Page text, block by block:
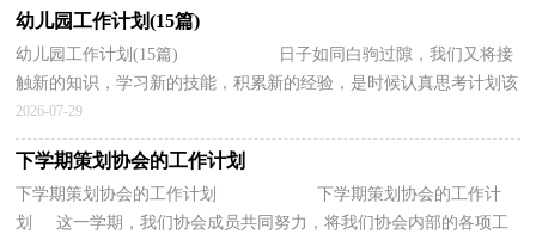
幼儿园工作计划(15篇)
幼儿园工作计划(15篇) 日子如同白驹过隙，我们又将接
触新的知识，学习新的技能，积累新的经验，是时候认真思考计划该
如何写了。那么计划怎么拟定才能发挥它最...
2026-07-29
下学期策划协会的工作计划
下学期策划协会的工作计划 下学期策划协会的工作计
划 这一学期，我们协会成员共同努力，将我们协会内部的各项工